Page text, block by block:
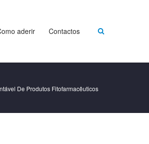
aderir Contactos
De Produtos Fitofarmacêuticos